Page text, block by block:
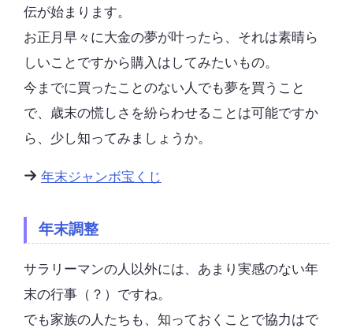
伝が始まります。
お正月早々に大金の夢が叶ったら、それは素晴ら
しいことですから購入はしてみたいもの。
今までに買ったことのない人でも夢を買うこと
で、歳末の慌しさを紛らわせることは可能ですか
ら、少し知ってみましょうか。
年末ジャンボ宝くじ
年末調整
サラリーマンの人以外には、あまり実感のない年
末の行事（？）ですね。
でも家族の人たちも、知っておくことで協力はで